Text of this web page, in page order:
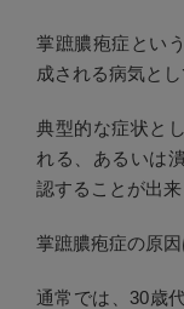
掌蹠膿疱症とい
成される病気と
典型的な症状と
れる、あるいは
認することが出来
掌蹠膿疱症の原
通常では、30歳